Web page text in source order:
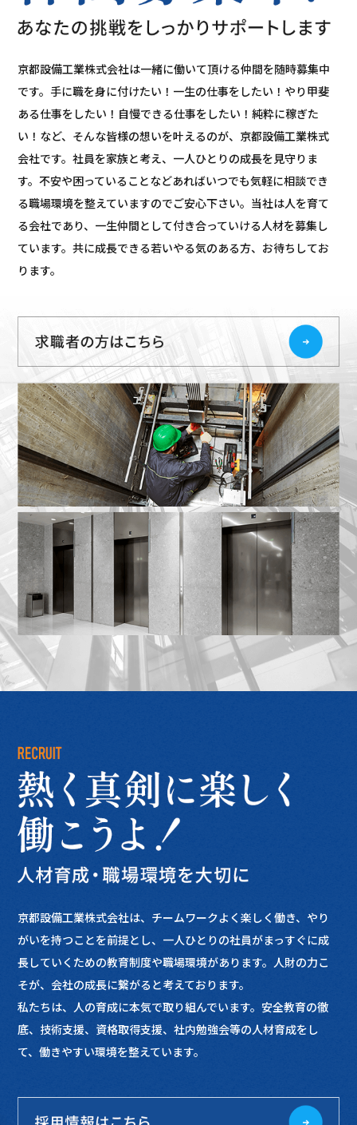
京都設備工業株式会社は一緒に働いて頂ける仲間を随時募集中
です。手に職を身に付けたい！一生の仕事をしたい！やり甲斐
ある仕事をしたい！自慢できる仕事をしたい！純粋に稼ぎた
い！など、そんな皆様の想いを叶えるのが、京都設備工業株式
会社です。社員を家族と考え、一人ひとりの成長を見守りま
す。不安や困っていることなどあればいつでも気軽に相談でき
る職場環境を整えていますのでご安心下さい。当社は人を育て
る会社であり、一生仲間として付き合っていける人材を募集し
ています。共に成長できる若いやる気のある方、お待ちしてお
ります。
京都設備工業株式会社は、チームワークよく楽しく働き、やり
がいを持つことを前提とし、一人ひとりの社員がまっすぐに成
長していくための教育制度や職場環境があります。人財の力こ
そが、会社の成長に繋がると考えております。
私たちは、人の育成に本気で取り組んでいます。安全教育の徹
底、技術支援、資格取得支援、社内勉強会等の人材育成をし
て、働きやすい環境を整えています。